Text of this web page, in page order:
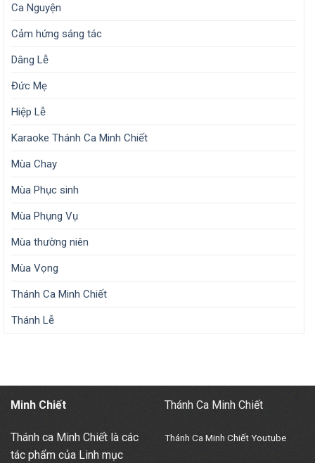
Ca Nguyện
Cảm hứng sáng tác
Dâng Lễ
Đức Mẹ
Hiệp Lễ
Karaoke Thánh Ca Minh Chiết
Mùa Chay
Mùa Phục sinh
Mùa Phụng Vụ
Mùa thường niên
Mùa Vọng
Thánh Ca Minh Chiết
Thánh Lễ
Minh Chiết
Thánh ca Minh Chiết là các
tác phẩm của Linh mục
Thánh Ca Minh Chiết
Thánh Ca Minh Chiết Youtube